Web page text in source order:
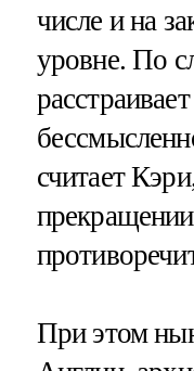
числе и на
уровне. По
считает
При этом